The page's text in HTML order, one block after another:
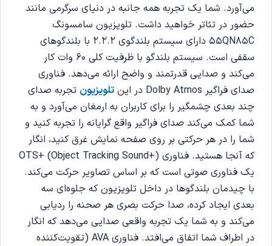
می‌آورد. شما یک تجربه همه جانبه در دنیای سرگرمی مانند
حضور در تئاتر خواهید داشت. تلویزیون سامسونگ
55QN85C دارای سیستم بلندگوی 2.2.2 با بلندگوهای
سقفی است. سیستم بلندگو با ظرفیت کلی 60 وات کار
می‌کند و صدایی قدرتمند و واضح ارائه می‌دهد. فناوری
صدای فراگیر Dolby Atmos در این
تلویزیون تجربه صدای
چند بعدی چشمگیر را برای کاربران به ارمغان می‌آورد و به
شما کمک می‌کند صدای فراگیر واقع گرایانه را تجربه کنید و
شما را در هر حرکتی بر روی صفحه نمایش غرق کنید، انگار
که آنجا هستید. فناوری OTS+ (Object Tracking Sound+)
یک فناوری صوتی است که بر اساس تصاویر حرکت می‌کند.
با چیدمان بلندگوها در داخل تلویزیون که جلوه‌ای سه
بعدی ایجاد کرده، صدا حرکت بصری هر صحنه را ردیابی
می‌کند و به شما یک تجربه واقعی صدایی می‌دهد که انگار
در اطراف شما اتفاق می‌افتد. فناوری AVA (تقویت‌کننده